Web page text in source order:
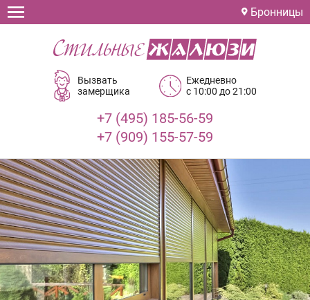
Бронницы
Вызвать
замерщика
Ежедневно
с 10:00 до 21:00
+7 (495) 185-56-59
+7 (909) 155-57-59